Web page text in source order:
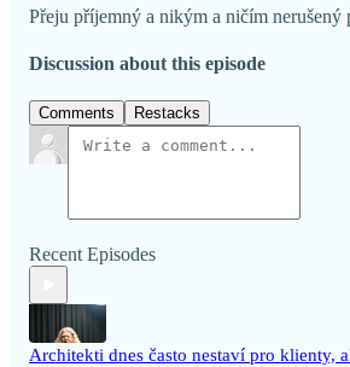
Přeju příjemný a nikým a ničím nerušený
Discussion about this episode
Comments Restacks
Recent Episodes
Architekti dnes často nestaví pro klienty,